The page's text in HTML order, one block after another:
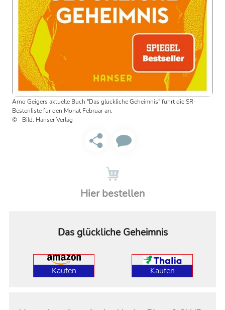
Arno Geigers aktuelle Buch "Das glückliche Geheimnis" führt die SR-
Bestenliste für den Monat Februar an.
Bild: Hanser Verlag
Hier bestellen
Das glückliche Geheimnis
Kaufen Kaufen